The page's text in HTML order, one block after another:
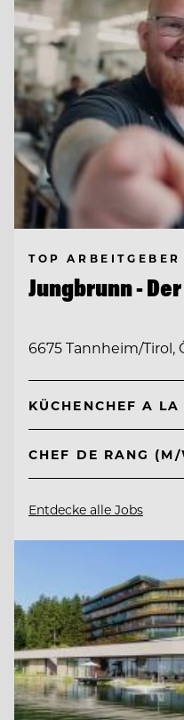
TOP ARBEITGEBER
Jungbrunn -
6675 Tannheim/Tirol,
KÜCHENCHEF A
CHEF DE RANG
Entdecke alle Jobs